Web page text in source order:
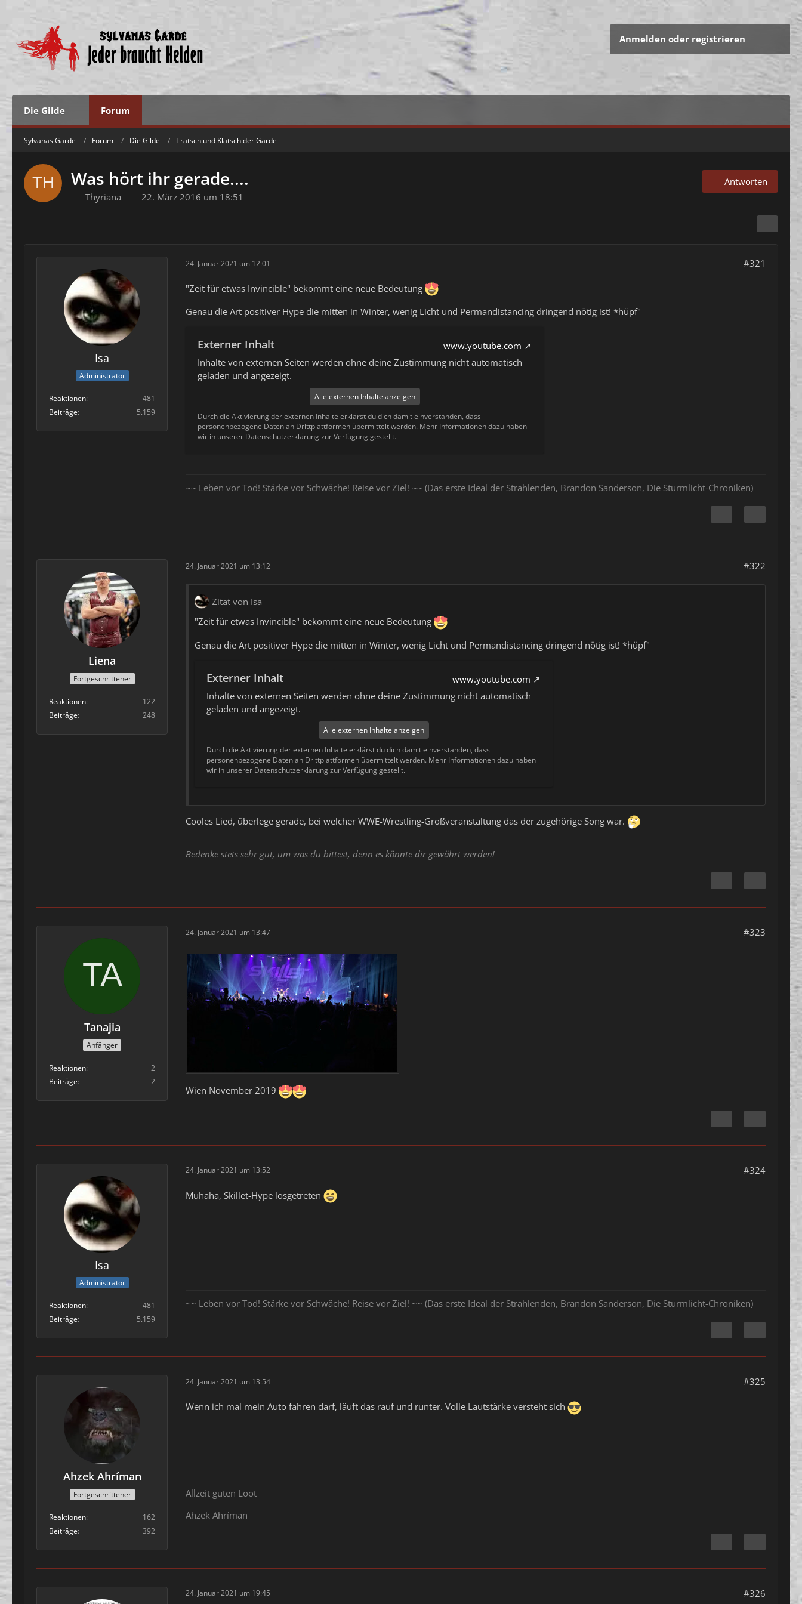
Anmelden oder registrieren
Die Gilde Forum
Sylvanas Garde Forum Die Gilde Tratsch und Klatsch der Garde
Was hört ihr gerade....
Thyriana 22. März 2016 um 18:51
Antworten
Isa
Administrator
Reaktionen
481
Beiträge
5.159
24. Januar 2021 um 12:01 #321
"Zeit für etwas Invincible" bekommt eine neue Bedeutung
Genau die Art positiver Hype die mitten in Winter, wenig Licht und Permandistancing dringend nötig ist! *hüpf"
Externer Inhalt
www.youtube.com
Inhalte von externen Seiten werden ohne deine Zustimmung nicht automatisch
geladen und angezeigt.
Alle externen Inhalte anzeigen
Durch die Aktivierung der externen Inhalte erklärst du dich damit einverstanden, dass
personenbezogene Daten an Drittplattformen übermittelt werden. Mehr Informationen dazu haben
wir in unserer Datenschutzerklärung zur Verfügung gestellt.
~~ Leben vor Tod! Stärke vor Schwäche! Reise vor Ziel! ~~ (Das erste Ideal der Strahlenden, Brandon Sanderson, Die Sturmlicht-Chroniken)
Liena
Fortgeschrittener
Reaktionen
122
Beiträge
248
24. Januar 2021 um 13:12 #322
Zitat von Isa
"Zeit für etwas Invincible" bekommt eine neue Bedeutung
Genau die Art positiver Hype die mitten in Winter, wenig Licht und Permandistancing dringend nötig ist! *hüpf"
Externer Inhalt
www.youtube.com
Inhalte von externen Seiten werden ohne deine Zustimmung nicht automatisch
geladen und angezeigt.
Alle externen Inhalte anzeigen
Durch die Aktivierung der externen Inhalte erklärst du dich damit einverstanden, dass
personenbezogene Daten an Drittplattformen übermittelt werden. Mehr Informationen dazu haben
wir in unserer Datenschutzerklärung zur Verfügung gestellt.
Cooles Lied, überlege gerade, bei welcher WWE-Wrestling-Großveranstaltung das der zugehörige Song war.
Bedenke stets sehr gut, um was du bittest, denn es könnte dir gewährt werden!
Tanajia
Anfänger
Reaktionen
2
Beiträge
2
24. Januar 2021 um 13:47 #323
Wien November 2019
Isa
Administrator
Reaktionen
481
Beiträge
5.159
24. Januar 2021 um 13:52 #324
Muhaha, Skillet-Hype losgetreten
~~ Leben vor Tod! Stärke vor Schwäche! Reise vor Ziel! ~~ (Das erste Ideal der Strahlenden, Brandon Sanderson, Die Sturmlicht-Chroniken)
Ahzek Ahríman
Fortgeschrittener
Reaktionen
162
Beiträge
392
24. Januar 2021 um 13:54 #325
Wenn ich mal mein Auto fahren darf, läuft das rauf und runter. Volle Lautstärke versteht sich
Allzeit guten Loot
Ahzek Ahríman
24. Januar 2021 um 19:45 #326